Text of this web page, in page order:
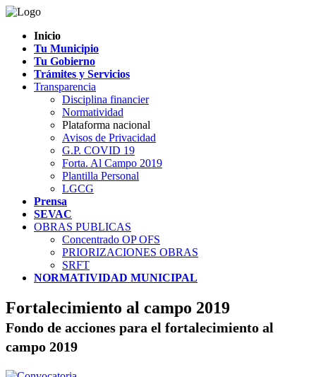
Inicio
Tu Municipio
Tu Gobierno
Trámites y Servicios
Transparencia
Disciplina financier
Normatividad
Plataforma nacional
Avisos de Privacidad
G.P. COVID 19
Forta. Al Campo 2019
Plantilla Personal
LGCG
Prensa
SEVAC
OBRAS PUBLICAS
Concentrado OP OFS
PRIORIZACIONES OBRAS
SRFT
NORMATIVIDAD MUNICIPAL
Fortalecimiento al campo 2019
Fondo de acciones para el fortalecimiento al
campo 2019